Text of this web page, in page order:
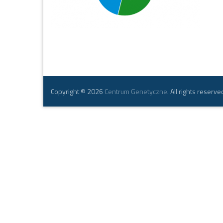
Copyright © 2026 Centrum Genetyczne. All rights